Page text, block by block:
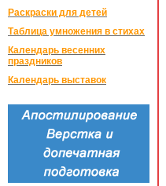
Раскраски для детей
Таблица умножения в стихах
Календарь весенних
праздников
Календарь выставок